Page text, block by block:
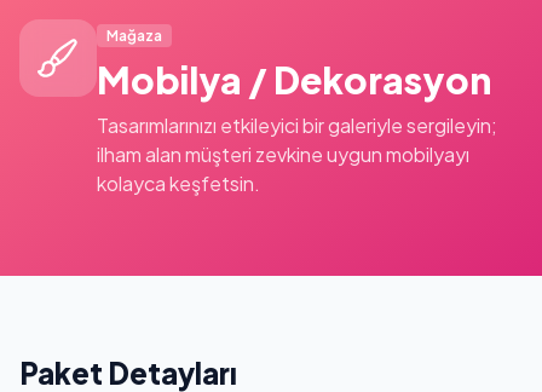
Mağaza
Mobilya / Dekorasyon
Tasarımlarınızı etkileyici bir galeriyle sergileyin;
ilham alan müşteri zevkine uygun mobilyayı
kolayca keşfetsin.
Paket Detayları